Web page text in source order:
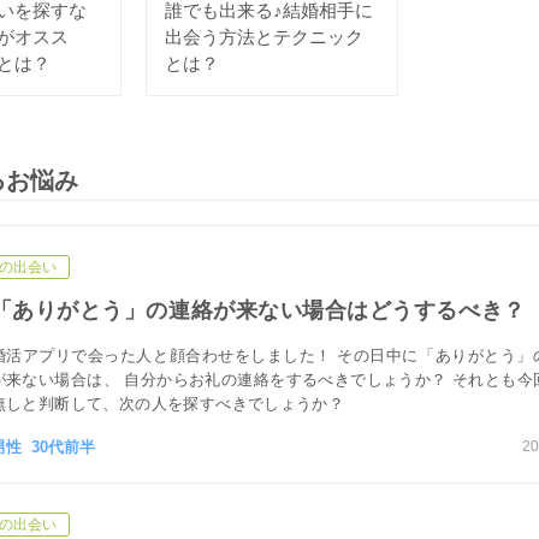
を探すな
オスス
は？
誰でも出来る♪結婚相手に
出会う方法とテクニック
とは？
悩み
出会い
ありがとう」の連絡が来ない場合はどうするべき？
活アプリで会った人と顔合わせをしました！ その日中に「ありがとう」
来ない場合は、 自分からお礼の連絡をするべきでしょうか？ それとも今
しと判断して、次の人を探すべきでしょうか？
性 30代前半
出会い